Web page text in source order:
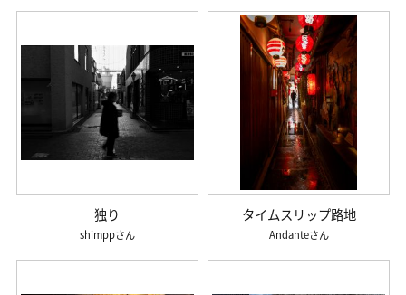
独り
shimpp
タイムスリップ路地
Andante